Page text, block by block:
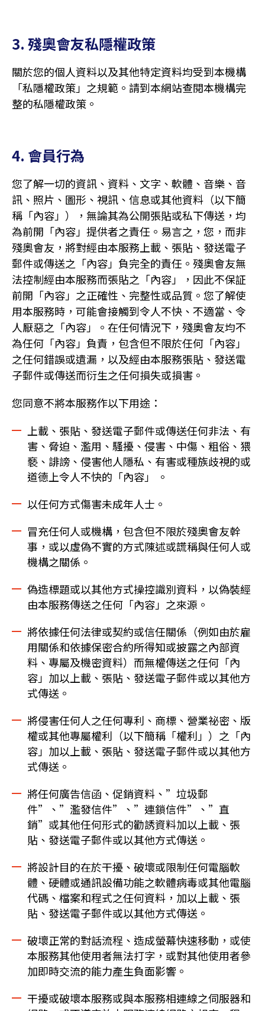
3. 殘奧會友私隱權政策
關於您的個人資料以及其他特定資料均受到本機構
「私隱權政策」之規範。請到本網站查閱本機構完
整的私隱權政策。
4. 會員行為
您了解一切的資訊、資料、文字、軟體、音樂、音
訊、照片、圖形、視訊、信息或其他資料（以下簡
稱「內容」），無論其為公開張貼或私下傳送，均
為前開「內容」提供者之責任。易言之，您，而非
殘奧會友，將對經由本服務上載、張貼、發送電子
郵件或傳送之「內容」負完全的責任。殘奧會友無
法控制經由本服務而張貼之「內容」，因此不保証
前開「內容」之正確性、完整性或品質。您了解使
用本服務時，可能會接觸到令人不快、不適當、令
人厭惡之「內容」。在任何情況下，殘奧會友均不
為任何「內容」負責，包含但不限於任何「內容」
之任何錯誤或遺漏，以及經由本服務張貼、發送電
子郵件或傳送而衍生之任何損失或損害。
您同意不將本服務作以下用途：
上載、張貼、發送電子郵件或傳送任何非法、有
害、脅迫、濫用、騷擾、侵害、中傷、粗俗、猥
褻、誹謗、侵害他人隱私、有害或種族歧視的或
道德上令人不快的「內容」 。
以任何方式傷害未成年人士。
冒充任何人或機構，包含但不限於殘奧會友幹
事，或以虛偽不實的方式陳述或謊稱與任何人或
機構之關係。
偽造標題或以其他方式操控識別資料，以偽裝經
由本服務傳送之任何「內容」之來源。
將依據任何法律或契約或信任關係（例如由於雇
用關係和依據保密合約所得知或披露之內部資
料、專屬及機密資料）而無權傳送之任何「內
容」加以上載、張貼、發送電子郵件或以其他方
式傳送。
將侵害任何人之任何專利、商標、營業祕密、版
權或其他專屬權利（以下簡稱「權利」）之「內
容」加以上載、張貼、發送電子郵件或以其他方
式傳送。
將任何廣告信函、促銷資料、”垃圾郵
件”、”濫發信件”、”連鎖信件”、”直
銷”或其他任何形式的勸誘資料加以上載、張
貼、發送電子郵件或以其他方式傳送。
將設計目的在於干擾、破壞或限制任何電腦軟
體、硬體或通訊設備功能之軟體病毒或其他電腦
代碼、檔案和程式之任何資料，加以上載、張
貼、發送電子郵件或以其他方式傳送。
破壞正常的對話流程、造成螢幕快速移動，或使
本服務其他使用者無法打字，或對其他使用者參
加即時交流的能力產生負面影響。
干擾或破壞本服務或與本服務相連線之伺服器和